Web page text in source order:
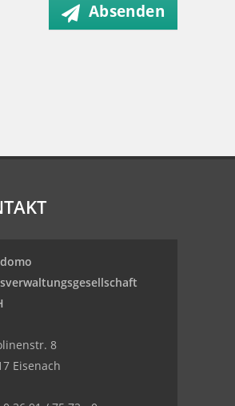
Absenden
8
Eisenach